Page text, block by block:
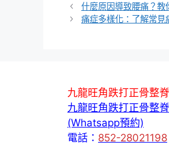
籤
什麼原因導致腰痛？教
痛症多樣化：了解常見
九龍旺角跌打正骨整
九龍旺角跌打正骨整
(Whatsapp預約)
電話： 852-28021198